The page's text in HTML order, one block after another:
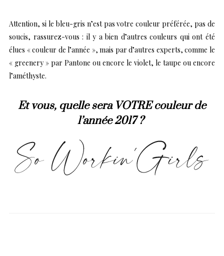
Attention, si le bleu-gris n’est pas votre couleur préférée, pas de
soucis, rassurez-vous : il y a bien d’autres couleurs qui ont été
élues « couleur de l’année », mais par d’autres experts, comme le
« greenery » par Pantone ou encore le violet, le taupe ou encore
l’améthyste.
Et vous, quelle sera VOTRE couleur de
l’année 2017 ?